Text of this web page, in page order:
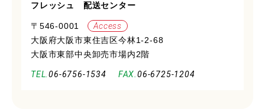
フレッシュ 配送センター
〒546-0001
Access
大阪府大阪市東住吉区今林1-2-68
大阪市東部中央卸売市場内2階
06-6756-1534 06-6725-1204